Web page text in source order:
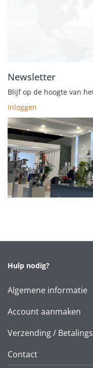
Newsletter
Blijf op de hoogte van
Inloggen
Hulp nodig?
Algemene informatie
Account aanmaken
Verzending /
Contact